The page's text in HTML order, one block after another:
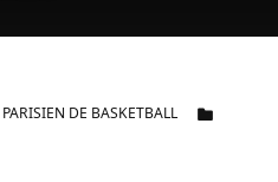
DE BASKETBALL